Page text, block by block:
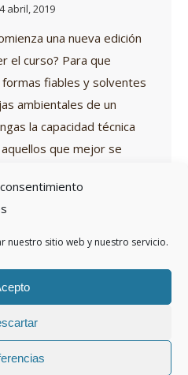
nuestro sitio web y nuestro servicio.
4 abril, 2019
una nueva edición
el curso? Para que
fiables y solventes
ambientales de un
la capacidad técnica
que mejor se
26 27 28 29
…
→
| Todos los derechos reservados.